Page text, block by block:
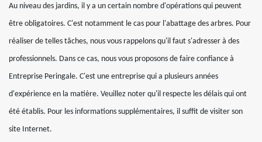
Au niveau des jardins, il y a un certain nombre d'opérations qui peuvent
être obligatoires. C'est notamment le cas pour l'abattage des arbres. Pour
réaliser de telles tâches, nous vous rappelons qu'il faut s'adresser à des
professionnels. Dans ce cas, nous vous proposons de faire confiance à
Entreprise Peringale. C'est une entreprise qui a plusieurs années
d'expérience en la matière. Veuillez noter qu'il respecte les délais qui ont
été établis. Pour les informations supplémentaires, il suffit de visiter son
site Internet.